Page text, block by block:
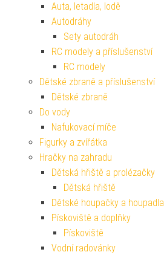
Auta, letadla, lodě
Autodráhy
Sety autodráh
RC modely a příslušenství
RC modely
Dětské zbraně a příslušenství
Dětské zbraně
Do vody
Nafukovací míče
Figurky a zvířátka
Hračky na zahradu
Dětská hřiště a prolézačky
Dětská hřiště
Dětské houpačky a houpadla
Pískoviště a doplňky
Pískoviště
Vodní radovánky